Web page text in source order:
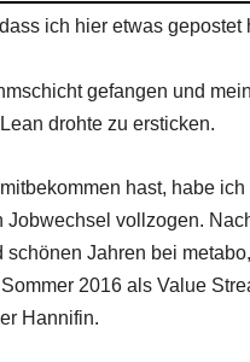
ich hier etwas gepostet
gefangen und
drohte zu ersticken.
hast, habe ich
Jobwechsel vollzogen.
schönen Jahren bei metabo,
2016 als Value
Hannifin.